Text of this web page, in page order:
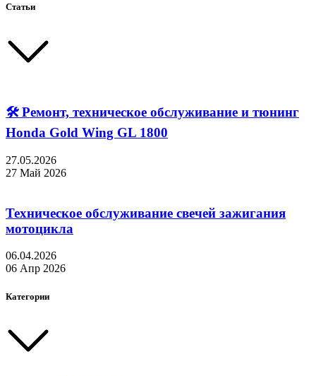
Статьи
🛠 Ремонт, техническое обслуживание и тюнинг
Honda Gold Wing GL 1800
27.05.2026
27 Май 2026
Техническое обслуживание свечей зажигания
мотоцикла
06.04.2026
06 Апр 2026
Категории